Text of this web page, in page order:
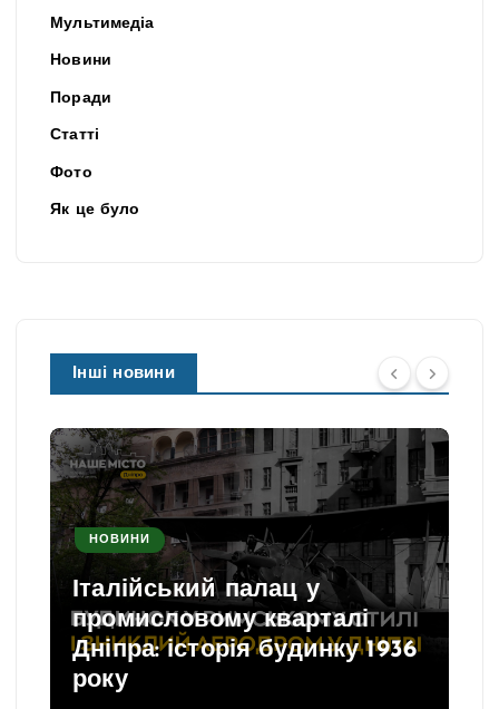
Мультимедіа
Новини
Поради
Статті
Фото
Як це було
Інші новини
НОВИНИ
Італійський палац у
промисловому кварталі
Дніпра: історія будинку 1936
року